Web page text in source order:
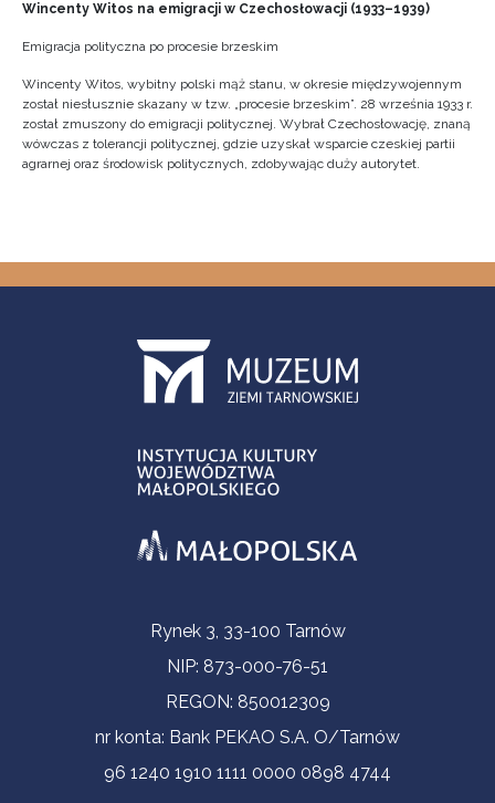
Wincenty Witos na emigracji w Czechosłowacji (1933–1939)
Emigracja polityczna po procesie brzeskim
Wincenty Witos, wybitny polski mąż stanu, w okresie międzywojennym
został niesłusznie skazany w tzw. „procesie brzeskim”. 28 września 1933 r.
został zmuszony do emigracji politycznej. Wybrał Czechosłowację, znaną
wówczas z tolerancji politycznej, gdzie uzyskał wsparcie czeskiej partii
agrarnej oraz środowisk politycznych, zdobywając duży autorytet.
Informacje kontaktoweRynek 3, 33-100 Tarnów
NIP: 873-000-76-51
REGON: 850012309
nr konta: Bank PEKAO S.A. O/Tarnów
96 1240 1910 1111 0000 0898 4744